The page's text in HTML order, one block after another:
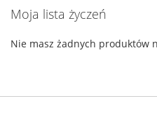
Moja lista życzeń
Nie masz żadnych produktów